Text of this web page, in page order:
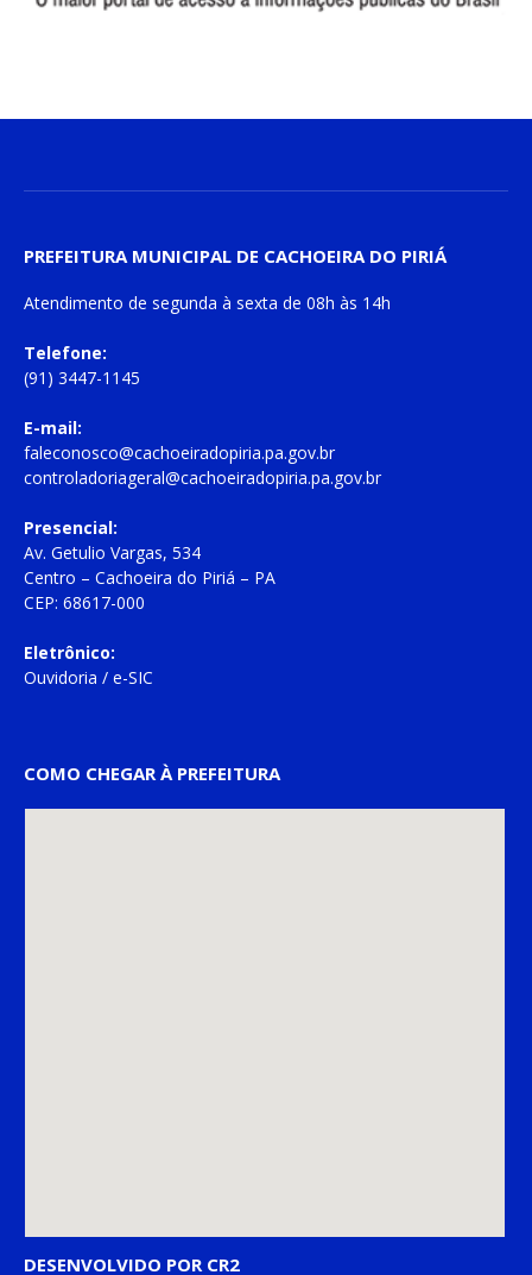
PREFEITURA MUNICIPAL DE CACHOEIRA DO PIRIÁ
Atendimento de segunda à sexta de 08h às 14h
Telefone:
(91) 3447-1145
E-mail:
faleconosco@cachoeiradopiria.pa.gov.br
controladoriageral@cachoeiradopiria.pa.gov.br
Presencial:
Av. Getulio Vargas, 534
Centro – Cachoeira do Piriá – PA
CEP: 68617-000
Eletrônico:
Ouvidoria / e-SIC
COMO CHEGAR À PREFEITURA
DESENVOLVIDO POR CR2